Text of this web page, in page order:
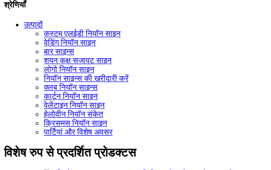
श्रेणियाँ
उत्पादों
कस्टम एलईडी नियॉन साइन
वेडिंग नियॉन साइन
बार साइन्स
शयन कक्ष सजावट साइन
लोगो नियॉन साइन
नियॉन साइन्स की खरीदारी करें
क्लब नियॉन साइन्स
कार्टून नियॉन साइन
वेलेंटाइन नियॉन साइन
हेलोवीन नियॉन संकेत
क्रिसमस नियॉन साइन
पार्टियां और विशेष अवसर
विशेष रुप से प्रदर्शित प्रोडक्टस